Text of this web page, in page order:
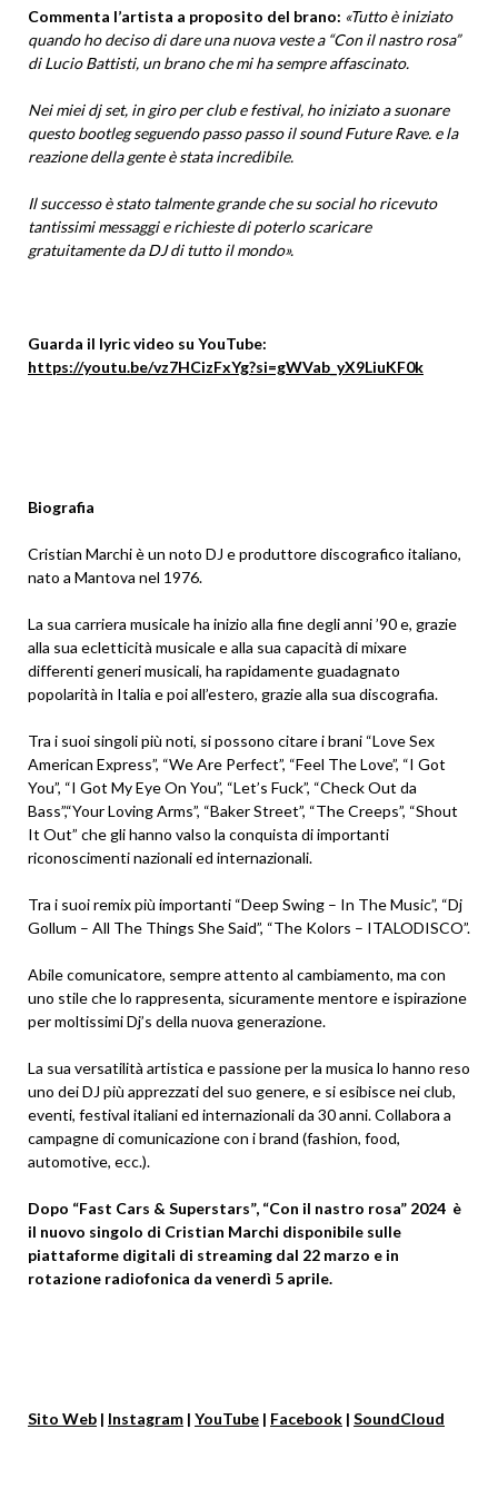
Commenta l’artista a proposito del brano: «Tutto è iniziato
quando ho deciso di dare una nuova veste a “Con il nastro rosa”
di Lucio Battisti, un brano che mi ha sempre affascinato.
Nei miei dj set, in giro per club e festival, ho iniziato a suonare
questo bootleg seguendo passo passo il sound Future Rave. e la
reazione della gente è stata incredibile.
Il successo è stato talmente grande che su social ho ricevuto
tantissimi messaggi e richieste di poterlo scaricare
gratuitamente da DJ di tutto il mondo».
Guarda il lyric video su YouTube:
https://youtu.be/vz7HCizFxYg?si=gWVab_yX9LiuKF0k
Biografia
Cristian Marchi è un noto DJ e produttore discografico italiano,
nato a Mantova nel 1976.
La sua carriera musicale ha inizio alla fine degli anni ’90 e, grazie
alla sua ecletticità musicale e alla sua capacità di mixare
differenti generi musicali, ha rapidamente guadagnato
popolarità in Italia e poi all’estero, grazie alla sua discografia.
Tra i suoi singoli più noti, si possono citare i brani “Love Sex
American Express”, “We Are Perfect”, “Feel The Love”, “I Got
You”, “I Got My Eye On You”, “Let’s Fuck”, “Check Out da
Bass”,“Your Loving Arms”, “Baker Street”, “The Creeps”, “Shout
It Out” che gli hanno valso la conquista di importanti
riconoscimenti nazionali ed internazionali.
Tra i suoi remix più importanti “Deep Swing – In The Music”, “Dj
Gollum – All The Things She Said”, “The Kolors – ITALODISCO”.
Abile comunicatore, sempre attento al cambiamento, ma con
uno stile che lo rappresenta, sicuramente mentore e ispirazione
per moltissimi Dj’s della nuova generazione.
La sua versatilità artistica e passione per la musica lo hanno reso
uno dei DJ più apprezzati del suo genere, e si esibisce nei club,
eventi, festival italiani ed internazionali da 30 anni. Collabora a
campagne di comunicazione con i brand (fashion, food,
automotive, ecc.).
Dopo “Fast Cars & Superstars”, “Con il nastro rosa” 2024 è
il nuovo singolo di Cristian Marchi disponibile sulle
piattaforme digitali di streaming dal 22 marzo e in
rotazione radiofonica da venerdì 5 aprile.
Sito Web | Instagram | YouTube | Facebook | SoundCloud